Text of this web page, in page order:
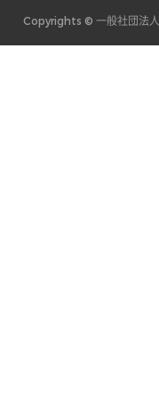
Copyrights © 一般社団法